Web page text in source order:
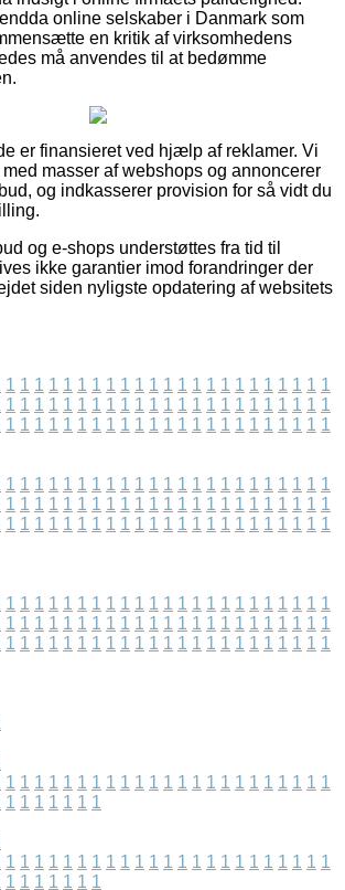
online selskaber i Danmark som
en kritik af virksomhedens
må anvendes til at bedømme
er finansieret ved hjælp af reklamer. Vi
masser af webshops og annoncerer
og indkasserer provision for så vidt du
og e-shops understøttes fra tid til
ikke garantier imod forandringer der
siden nyligste opdatering af websitets
1 1 1 1 1 1 1 1 1 1 1 1 1 1 1 1 1 1 1 1 1 1 1
1 1 1 1 1 1 1 1 1 1 1 1 1 1 1 1 1 1 1 1 1 1 1
1 1 1 1 1 1 1 1 1 1 1 1 1 1 1 1 1 1 1 1 1 1 1
1 1 1 1 1 1 1 1 1 1 1 1 1 1 1 1 1 1 1 1 1 1 1
1 1 1 1 1 1 1 1 1 1 1 1 1 1 1 1 1 1 1 1 1 1 1
1 1 1 1 1 1 1 1 1 1 1 1 1 1 1 1 1 1 1 1 1 1 1
1 1 1 1 1 1 1 1 1 1 1 1 1 1 1 1 1 1 1 1 1 1 1
1 1 1 1 1 1 1 1 1 1 1 1 1 1 1 1 1 1 1 1 1 1 1
1 1 1 1 1 1 1 1 1 1 1 1 1 1 1 1 1 1 1 1 1 1 1
1 1 1 1 1 1 1 1 1 1 1 1 1 1 1 1 1 1 1 1 1 1 1
1 1 1 1 1 1 1
1 1 1 1 1 1 1 1 1 1 1 1 1 1 1 1 1 1 1 1 1 1 1
1 1 1 1 1 1 1